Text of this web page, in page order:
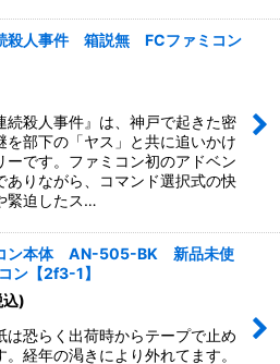
殺人事件 箱説無 FCファミコン
続殺人事件』は、神戸で起きた密
を部下の「ヤス」と共に追いかけ
ーです。ファミコン初のアドベン
ありながら、コマンド選択式の快
緊迫したス…
ン本体 AN-505-BK 新品未使
ン【2f3-1】
込)
は恐らく出荷時からテープで止め
経年の渇きにより外れてます。